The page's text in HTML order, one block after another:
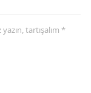
tartışalım *